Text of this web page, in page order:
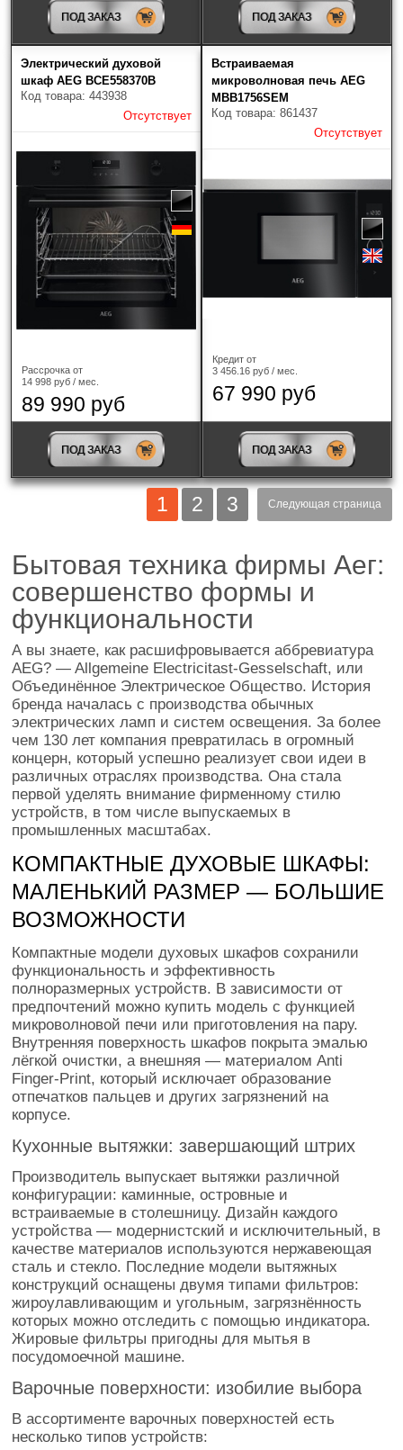
ПОД ЗАКАЗ ПОД ЗАКАЗ
Электрический духовой
шкаф AEG BCE558370B
Код товара: 443938
Отсутствует
Рассрочка от
14 998 руб / мес.
89 990 руб
ПОД ЗАКАЗ
Встраиваемая
микроволновая печь AEG
MBB1756SEM
Код товара: 861437
Отсутствует
Кредит от
3 456.16 руб / мес.
67 990 руб
ПОД ЗАКАЗ
1 2 3 Следующая страница
Бытовая техника фирмы Аег:
совершенство формы и
функциональности
А вы знаете, как расшифровывается аббревиатура
AEG? — Allgemeine Electricitast-Gesselschaft, или
Объединённое Электрическое Общество. История
бренда началась с производства обычных
электрических ламп и систем освещения. За более
чем 130 лет компания превратилась в огромный
концерн, который успешно реализует свои идеи в
различных отраслях производства. Она стала
первой уделять внимание фирменному стилю
устройств, в том числе выпускаемых в
промышленных масштабах.
КОМПАКТНЫЕ ДУХОВЫЕ ШКАФЫ:
МАЛЕНЬКИЙ РАЗМЕР — БОЛЬШИЕ
ВОЗМОЖНОСТИ
Компактные модели духовых шкафов сохранили
функциональность и эффективность
полноразмерных устройств. В зависимости от
предпочтений можно купить модель с функцией
микроволновой печи или приготовления на пару.
Внутренняя поверхность шкафов покрыта эмалью
лёгкой очистки, а внешняя — материалом Anti
Finger-Print, который исключает образование
отпечатков пальцев и других загрязнений на
корпусе.
Кухонные вытяжки: завершающий штрих
Производитель выпускает вытяжки различной
конфигурации: каминные, островные и
встраиваемые в столешницу. Дизайн каждого
устройства — модернистский и исключительный, в
качестве материалов используются нержавеющая
сталь и стекло. Последние модели вытяжных
конструкций оснащены двумя типами фильтров:
жироулавливающим и угольным, загрязнённость
которых можно отследить с помощью индикатора.
Жировые фильтры пригодны для мытья в
посудомоечной машине.
Варочные поверхности: изобилие выбора
В ассортименте варочных поверхностей есть
несколько типов устройств: